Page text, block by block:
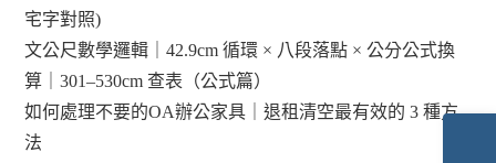
宅字對照)
文公尺數學邏輯｜42.9cm 循環 × 八段落點 × 公分公式換
算｜301–530cm 查表（公式篇）
如何處理不要的OA辦公家具｜退租清空最有效的 3 種方
法